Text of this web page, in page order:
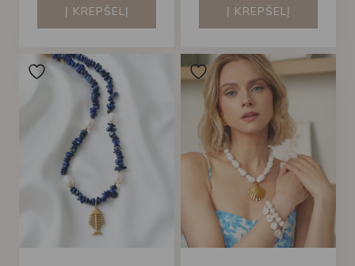
Į KREPŠELĮ Į KREPŠELĮ